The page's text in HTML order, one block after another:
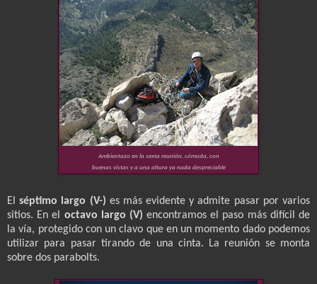
Ambientazo en la sexta reunión, cómoda, con
buenas vistas y a una altura ya nada despreciable
Elséptimo largo (V-) es más evidente y admite pasar por varios
sitios. En el octavo largo (V) encontramos el paso más difícil de
la vía, protegido con un clavo que en un momento dado podemos
utilizar para pasar tirando de una cinta. La reunión se monta
sobre dos parabolts.